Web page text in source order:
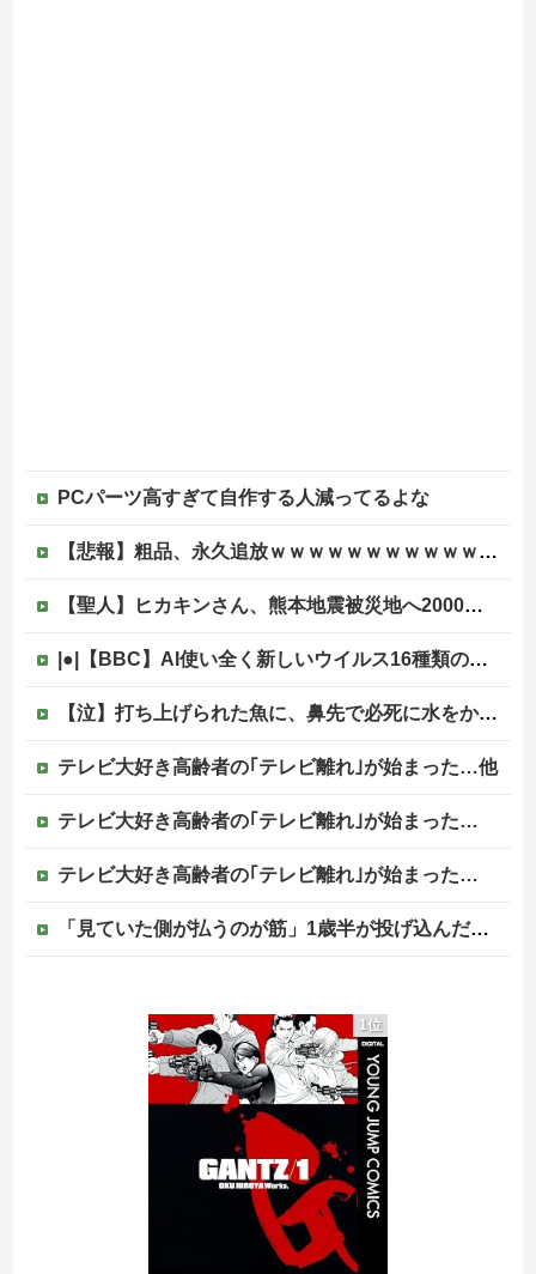
PCパーツ高すぎて自作する人減ってるよな
【悲報】粗品、永久追放ｗｗｗｗｗｗｗｗｗｗｗｗｗｗｗ（証拠あり）
【聖人】ヒカキンさん、熊本地震被災地へ2000万円の寄付！
|●|【BBC】AI使い全く新しいウイルス16種類の全遺伝情報設計に初成功
【泣】打ち上げられた魚に、鼻先で必死に水をかけてあげる犬が話題
テレビ大好き高齢者の｢テレビ離れ｣が始まった…他
テレビ大好き高齢者の｢テレビ離れ｣が始まった…
テレビ大好き高齢者の｢テレビ離れ｣が始まった…
「見ていた側が払うのが筋」1歳半が投げ込んだ12万円のスマホ、半額提示した母親は冷たい？
【悲報】熊本市、ガチでやらかしてしまう・・・・
ジャンポケ斎藤と代理人のやりとり、「地獄すぎて完全にコントになってる……」と衝撃を受ける人が続出中
【ヤバい】100件以上の窃盗をしたトルコ国籍の男3人を逮捕 #移民 #外国人
1位